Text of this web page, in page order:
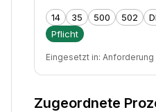
14 35 500 502
Pflicht
Eingesetzt in:
Zugeordnete